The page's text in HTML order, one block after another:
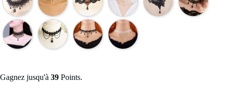
Gagnez jusqu'à 39 Points.